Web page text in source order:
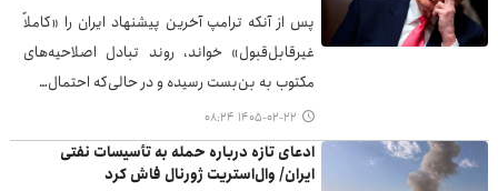
پس از آنکه ترامپ آخرین پیشنهاد ایران را «کاملاً
غیرقابل‌قبول» خواند، روند تبادل اصلاحیه‌های
مکتوب به بن‌بست رسیده و در حالی‌که احتمال…
۱۴۰۵-۰۲-۲۲ ۰۸:۲۴
ادعای تازه درباره حمله به تأسیسات نفتی
ایران/ وال‌استریت ژورنال فاش کرد